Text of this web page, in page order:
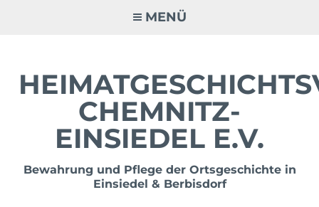
MENÜ
CHEMNITZ-
EINSIEDEL E.V.
Bewahrung und Pflege der Ortsgeschichte in
Einsiedel & Berbisdorf